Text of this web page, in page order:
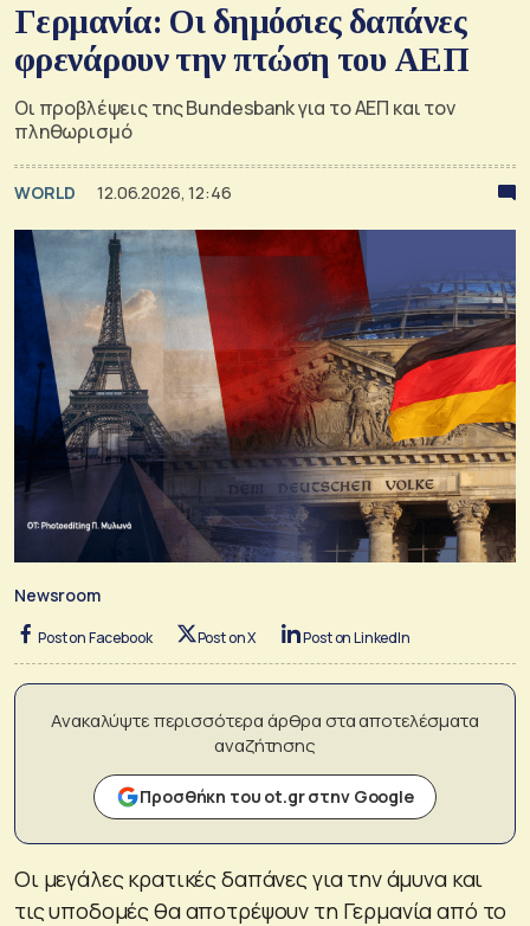
Γερμανία: Οι δημόσιες δαπάνες
φρενάρουν την πτώση του ΑΕΠ
Οι προβλέψεις της Bundesbank για το ΑΕΠ και τον
πληθωρισμό
WORLD 12.06.2026, 12:46
Newsroom
Post on Facebook Post on X Post on LinkedIn
Ανακαλύψτε περισσότερα άρθρα στα αποτελέσματα
αναζήτησης
Προσθήκη του ot.gr στην Google
Οι μεγάλες κρατικές δαπάνες για την άμυνα και
τις υποδομές θα αποτρέψουν τη Γερμανία από το